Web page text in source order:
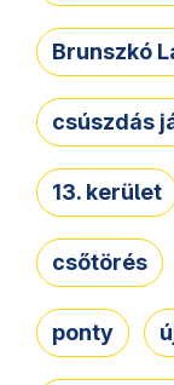
Brunszkó
csúszdás
13. kerület
csőtörés
ponty